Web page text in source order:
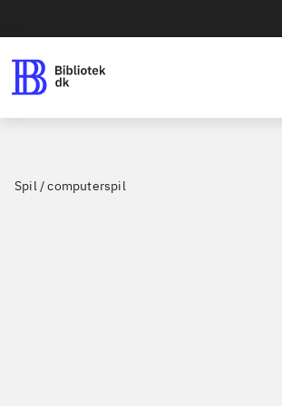
Spil / computerspil